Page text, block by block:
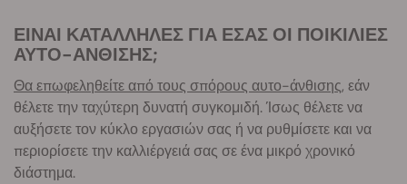
ΕΙΝΑΙ ΚΑΤΑΛΛΗΛΕΣ ΓΙΑ ΕΣΑΣ ΟΙ ΠΟΙΚΙΛΙΕΣ
ΑΥΤΟ-ΑΝΘΙΣΗΣ;
Θα επωφεληθείτε από τους σπόρους αυτο-άνθισης, εάν
θέλετε την ταχύτερη δυνατή συγκομιδή. Ίσως θέλετε να
αυξήσετε τον κύκλο εργασιών σας ή να ρυθμίσετε και να
περιορίσετε την καλλιέργειά σας σε ένα μικρό χρονικό
διάστημα.